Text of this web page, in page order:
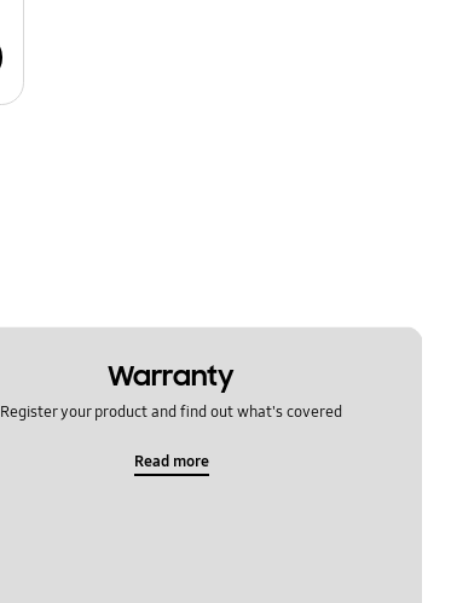
Warranty
Register your product and find out what's covered
Read more